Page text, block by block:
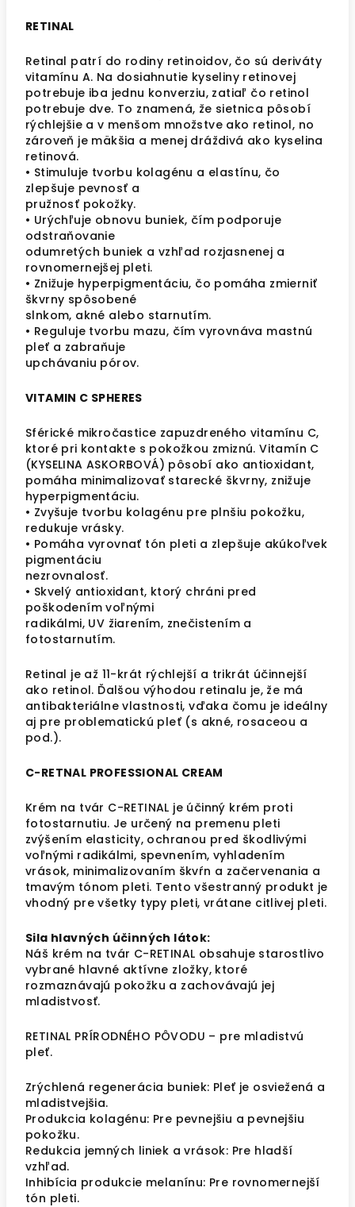
RETINAL
Retinal patrí do rodiny retinoidov, čo sú deriváty
vitamínu A. Na dosiahnutie kyseliny retinovej
potrebuje iba jednu konverziu, zatiaľ čo retinol
potrebuje dve. To znamená, že sietnica pôsobí
rýchlejšie a v menšom množstve ako retinol, no
zároveň je mäkšia a menej dráždivá ako kyselina
retinová.
• Stimuluje tvorbu kolagénu a elastínu, čo
zlepšuje pevnosť a
pružnosť pokožky.
• Urýchľuje obnovu buniek, čím podporuje
odstraňovanie
odumretých buniek a vzhľad rozjasnenej a
rovnomernejšej pleti.
• Znižuje hyperpigmentáciu, čo pomáha zmierniť
škvrny spôsobené
slnkom, akné alebo starnutím.
• Reguluje tvorbu mazu, čím vyrovnáva mastnú
pleť a zabraňuje
upchávaniu pórov.
VITAMIN C SPHERES
Sférické mikročastice zapuzdreného vitamínu C,
ktoré pri kontakte s pokožkou zmiznú. Vitamín C
(KYSELINA ASKORBOVÁ) pôsobí ako antioxidant,
pomáha minimalizovať starecké škvrny, znižuje
hyperpigmentáciu.
• Zvyšuje tvorbu kolagénu pre plnšiu pokožku,
redukuje vrásky.
• Pomáha vyrovnať tón pleti a zlepšuje akúkoľvek
pigmentáciu
nezrovnalosť.
• Skvelý antioxidant, ktorý chráni pred
poškodením voľnými
radikálmi, UV žiarením, znečistením a
fotostarnutím.
Retinal je až 11-krát rýchlejší a trikrát účinnejší
ako retinol. Ďalšou výhodou retinalu je, že má
antibakteriálne vlastnosti, vďaka čomu je ideálny
aj pre problematickú pleť (s akné, rosaceou a
pod.).
C-RETNAL PROFESSIONAL CREAM
Krém na tvár C-RETINAL je účinný krém proti
fotostarnutiu. Je určený na premenu pleti
zvýšením elasticity, ochranou pred škodlivými
voľnými radikálmi, spevnením, vyhladením
vrások, minimalizovaním škvŕn a začervenania a
tmavým tónom pleti. Tento všestranný produkt je
vhodný pre všetky typy pleti, vrátane citlivej pleti.
Sila hlavných účinných látok:
Náš krém na tvár C-RETINAL obsahuje starostlivo
vybrané hlavné aktívne zložky, ktoré
rozmaznávajú pokožku a zachovávajú jej
mladistvosť.
RETINAL PRÍRODNÉHO PÔVODU – pre mladistvú
pleť.
Zrýchlená regenerácia buniek: Pleť je osviežená a
mladistvejšia.
Produkcia kolagénu: Pre pevnejšiu a pevnejšiu
pokožku.
Redukcia jemných liniek a vrások: Pre hladší
vzhľad.
Inhibícia produkcie melanínu: Pre rovnomernejší
tón pleti.